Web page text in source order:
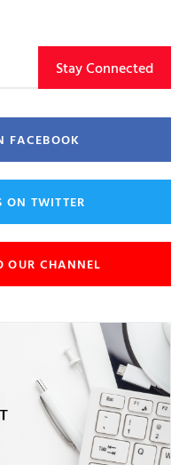
Stay Connected
FACEBOOK
ON TWITTER
OUR CHANNEL